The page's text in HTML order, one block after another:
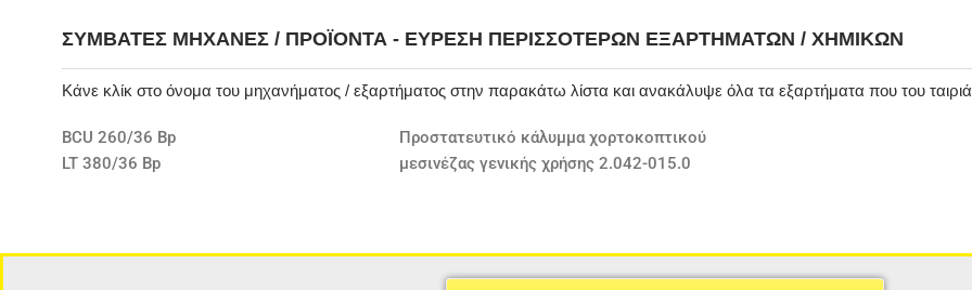
ΣΥΜΒΑΤΈΣ ΜΗΧΑΝΈΣ / ΠΡΟΪΌΝΤΑ - ΕΎΡΕΣΗ ΠΕΡΙΣΣΌΤΕΡΩΝ ΕΞΑΡΤΗΜΆΤΩΝ / ΧΗΜΙΚΏΝ
Κάνε κλίκ στο όνομα του μηχανήματος / εξαρτήματος στην παρακάτω λίστα και ανακάλυψε όλα τα εξαρτήματα που του
BCU 260/36 Bp
LT 380/36 Bp
Προστατευτικό κάλυμμα χορτοκοπτικού
μεσινέζας γενικής χρήσης 2.042-015.0